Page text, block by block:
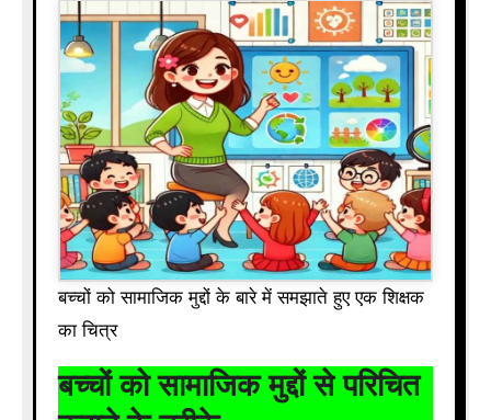
बच्चों को सामाजिक मुद्दों के बारे में समझाते हुए एक शिक्षक
का चित्र
बच्चों को सामाजिक मुद्दों से परिचित